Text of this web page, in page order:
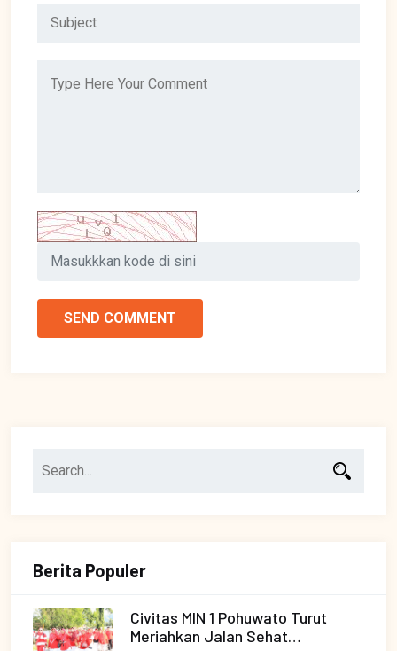
SEND COMMENT
Berita Populer
Civitas MIN 1 Pohuwato Turut
Meriahkan Jalan Sehat